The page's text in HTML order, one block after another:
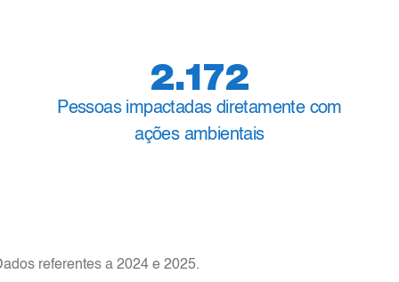
2.172
Pessoas impactadas diretamente com
ações ambientais
referentes a 2024 e 2025.